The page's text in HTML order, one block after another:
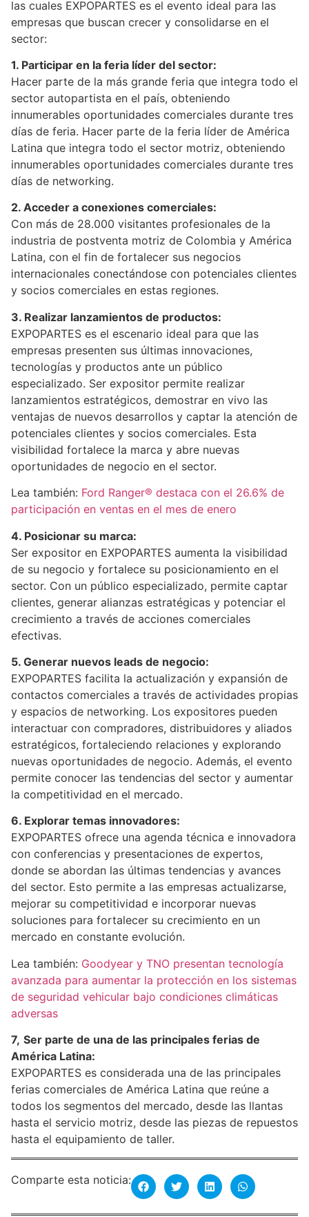
las cuales EXPOPARTES es el evento ideal para las
empresas que buscan crecer y consolidarse en el
sector:
1. Participar en la feria líder del sector:
Hacer parte de la más grande feria que integra todo el
sector autopartista en el país, obteniendo
innumerables oportunidades comerciales durante tres
días de feria. Hacer parte de la feria líder de América
Latina que integra todo el sector motriz, obteniendo
innumerables oportunidades comerciales durante tres
días de networking.
2. Acceder a conexiones comerciales:
Con más de 28.000 visitantes profesionales de la
industria de postventa motriz de Colombia y América
Latina, con el fin de fortalecer sus negocios
internacionales conectándose con potenciales clientes
y socios comerciales en estas regiones.
3. Realizar lanzamientos de productos:
EXPOPARTES es el escenario ideal para que las
empresas presenten sus últimas innovaciones,
tecnologías y productos ante un público
especializado. Ser expositor permite realizar
lanzamientos estratégicos, demostrar en vivo las
ventajas de nuevos desarrollos y captar la atención de
potenciales clientes y socios comerciales. Esta
visibilidad fortalece la marca y abre nuevas
oportunidades de negocio en el sector.
Lea también: Ford Ranger® destaca con el 26.6% de
participación en ventas en el mes de enero
4. Posicionar su marca:
Ser expositor en EXPOPARTES aumenta la visibilidad
de su negocio y fortalece su posicionamiento en el
sector. Con un público especializado, permite captar
clientes, generar alianzas estratégicas y potenciar el
crecimiento a través de acciones comerciales
efectivas.
5. Generar nuevos leads de negocio:
EXPOPARTES facilita la actualización y expansión de
contactos comerciales a través de actividades propias
y espacios de networking. Los expositores pueden
interactuar con compradores, distribuidores y aliados
estratégicos, fortaleciendo relaciones y explorando
nuevas oportunidades de negocio. Además, el evento
permite conocer las tendencias del sector y aumentar
la competitividad en el mercado.
6. Explorar temas innovadores:
EXPOPARTES ofrece una agenda técnica e innovadora
con conferencias y presentaciones de expertos,
donde se abordan las últimas tendencias y avances
del sector. Esto permite a las empresas actualizarse,
mejorar su competitividad e incorporar nuevas
soluciones para fortalecer su crecimiento en un
mercado en constante evolución.
Lea también: Goodyear y TNO presentan tecnología
avanzada para aumentar la protección en los sistemas
de seguridad vehicular bajo condiciones climáticas
adversas
7, Ser parte de una de las principales ferias de
América Latina:
EXPOPARTES es considerada una de las principales
ferias comerciales de América Latina que reúne a
todos los segmentos del mercado, desde las llantas
hasta el servicio motriz, desde las piezas de repuestos
hasta el equipamiento de taller.
Comparte esta noticia: